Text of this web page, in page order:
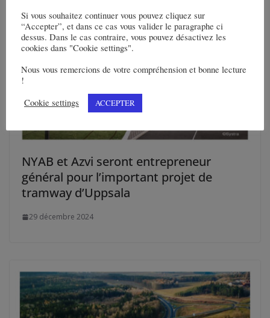
NYAB et Azvi seront entrepreneur
général pour l’important projet de
tramway d’Uppsala
29 décembre 2024
Si vous souhaitez continuer vous pouvez cliquez sur
“Accepter”, et dans ce cas vous valider le paragraphe ci
dessus. Dans le cas contraire, vous pouvez désactivez les
cookies dans "Cookie settings".
Nous vous remercions de votre compréhension et bonne lecture
!
Cookie settings
ACCEPTER